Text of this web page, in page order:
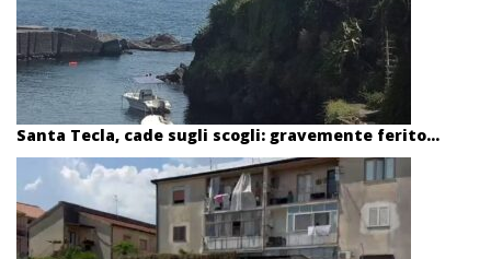
Santa Tecla, cade sugli scogli: gravemente ferito...